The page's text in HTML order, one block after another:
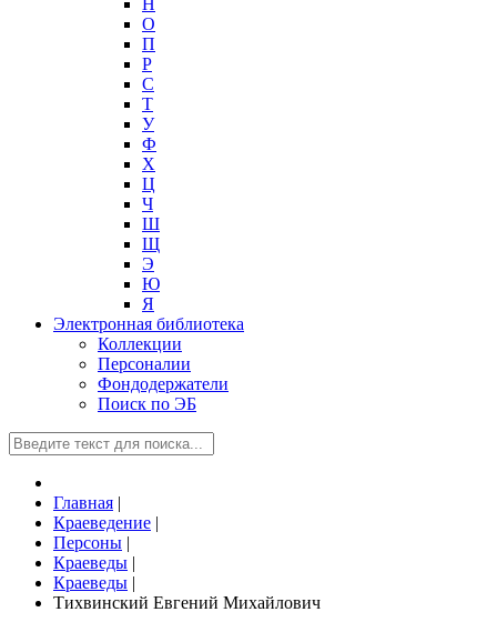
Н
О
П
Р
С
Т
У
Ф
Х
Ц
Ч
Ш
Щ
Э
Ю
Я
Электронная библиотека
Коллекции
Персоналии
Фондодержатели
Поиск по ЭБ
Главная |
Краеведение |
Персоны |
Краеведы |
Краеведы |
Тихвинский Евгений Михайлович